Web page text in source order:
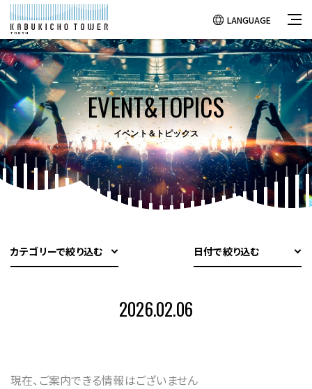
LANGUAGE
EVENT&TOPICS
イベント＆トピックス
カテゴリーで絞り込む 日付で絞り込む
2026.02.06
現在、ご案内できる情報はございません